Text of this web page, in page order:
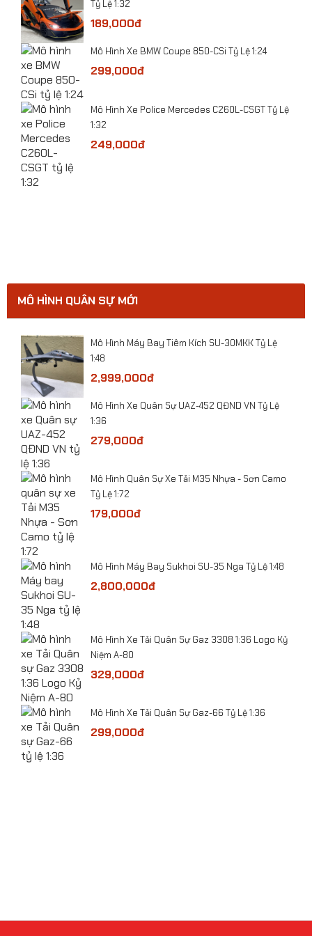
Mô hình xe ô tô Mercedes-Benz Ener G Force tỷ
lệ 1:32
Mô hình xe ô tô Mercedes-Benz Ener G Force tỷ
Mô hình xe ô tô Mercedes-Benz Ener G Force tỷ
Tỷ Lệ 1:32
189,000đ
Mô Hình Xe BMW Coupe 850-CSi Tỷ Lệ 1:24
299,000đ
​Mô Hình Xe Police Mercedes C260L-CSGT Tỷ Lệ
1:32
249,000đ
MÔ HÌNH QUÂN SỰ MỚI
Mô Hình Máy Bay Tiêm Kích SU-30MKK Tỷ Lệ
1:48
2,999,000đ
Mô Hình Xe Quân Sự UAZ-452 QĐND VN Tỷ Lệ
1:36
279,000đ
​Mô Hình Quân Sự Xe Tải M35 Nhựa - Sơn Camo
Tỷ Lệ 1:72
179,000đ
Mô Hình Máy Bay Sukhoi SU-35 Nga Tỷ Lệ 1:48
2,800,000đ
​Mô Hình Xe Tải Quân Sự Gaz 3308 1:36 Logo Kỷ
Niệm A-80
329,000đ
​Mô Hình Xe Tải Quân Sự Gaz-66 Tỷ Lệ 1:36
299,000đ